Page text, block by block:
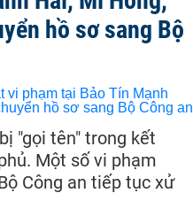
hồ sơ sang Bộ
"gọi tên" trong kết
Một số vi phạm
Công an tiếp tục xử